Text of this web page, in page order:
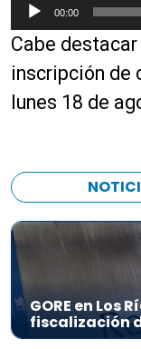
e
p
r
o
d
t
o
r
d
e
u
d
00:00
Cabe
inscripción de
lunes 18 de
GORE en Los
fiscalización